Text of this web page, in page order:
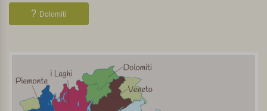
? Dolomiti